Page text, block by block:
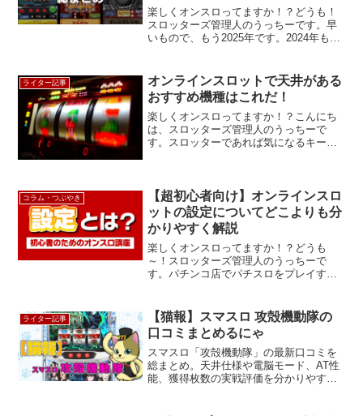
スロでいっぱい遊ぼう！
楽しくオンスロってますか！？どうも！
スロッターズ管理人のうっちーです。早
いもので、もう2025年です。2024年もオ
種を振り返りつつ、感想等を綴ります。
2024年オン...
ライター記事
オンラインスロットで天井がある
おすすめ機種はこれだ！
楽しくオンスロってますか！？こんにち
は、スロッターズ管理人のうっちーで
す。スロッターであれば気になるキーワ
にも、天井機能を搭載した機...
コラム・つぶやき
【超初心者向け】オンラインスロ
ットの設定についてどこよりも分
かりやすく解説
楽しくオンスロってますか！？どうも
～！スロッターズ管理人のうっちーで
す。パチンコ店でパチスロをプレイする
ンラインスロット（略してオンスロ）に
も、設定があり、リアルパチス...
ライター記事
【猫報】スマスロ 攻殻機動隊の
口コミまとめるにゃ
スマスロ「攻殻機動隊」の最新口コミを
総まとめ。天井仕様や電脳モード、AT性
能、獲得枚数の実戦評価を分かりやすく